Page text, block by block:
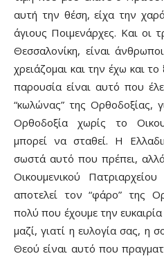
αυτή την θέση, είχα την
άγιους Ποιμενάρχες. Και οι
Θεσσαλονίκη, είναι
χρειάζομαι και την έχω και
παρουσία είναι αυτό που
“κωλώνας” της Ορθοδοξίας,
Ορθοδοξία χωρίς το
μπορεί να σταθεί. Η
σωστά αυτό που πρέπει,
Οικουμενικού
αποτελεί τον “φάρο” της
πολύ που έχουμε την
μαζί, γιατί η ευλογία σας, η
Θεού είναι αυτό που